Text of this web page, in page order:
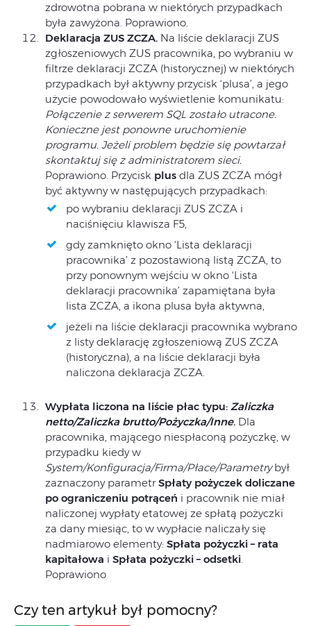
zdrowotna pobrana w niektórych przypadkach
była zawyżona. Poprawiono.
Deklaracja ZUS ZCZA. Na liście deklaracji ZUS
zgłoszeniowych ZUS pracownika, po wybraniu w
filtrze deklaracji ZCZA (historycznej) w niektórych
przypadkach był aktywny przycisk ‘plusa’, a jego
użycie powodowało wyświetlenie komunikatu:
Połączenie z serwerem SQL zostało utracone.
Konieczne jest ponowne uruchomienie
programu. Jeżeli problem będzie się powtarzał
skontaktuj się z administratorem sieci.
Poprawiono. Przycisk plus dla ZUS ZCZA mógł
być aktywny w następujących przypadkach:
po wybraniu deklaracji ZUS ZCZA i
naciśnięciu klawisza F5,
gdy zamknięto okno ‘Lista deklaracji
pracownika’ z pozostawioną listą ZCZA, to
przy ponownym wejściu w okno ‘Lista
deklaracji pracownika’ zapamiętana była
lista ZCZA, a ikona plusa była aktywna,
jeżeli na liście deklaracji pracownika wybrano
z listy deklarację zgłoszeniową ZUS ZCZA
(historyczna), a na liście deklaracji była
naliczona deklaracja ZCZA.
Wypłata liczona na liście płac typu: Zaliczka
netto/Zaliczka brutto/Pożyczka/Inne. Dla
pracownika, mającego niespłaconą pożyczkę, w
przypadku kiedy w
System/Konfiguracja/Firma/Płace/Parametrybył
zaznaczony parametrSpłaty pożyczek doliczane
po ograniczeniu potrąceń i pracownik nie miał
naliczonej wypłaty etatowej ze spłatą pożyczki
za dany miesiąc, to w wypłacie naliczały się
nadmiarowo elementy: Spłata pożyczki – rata
kapitałowa i Spłata pożyczki – odsetki
Poprawiono
Czy ten artykuł był pomocny?